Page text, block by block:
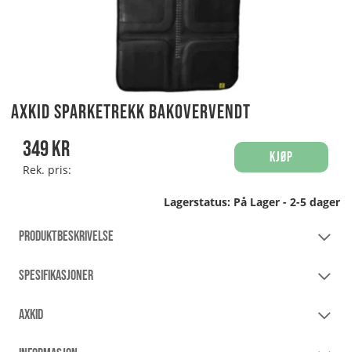
Axkid Sparketrekk Bakovervendt
349kr
Rek. pris:
Kjøp
Lagerstatus: På Lager - 2-5 dager
PRODUKTBESKRIVELSE
SPESIFIKASJONER
AXKID